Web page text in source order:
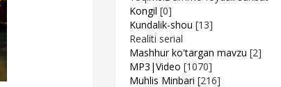
Kongil [0]
Kundalik-shou [13]
Realiti serial
Mashhur ko'targan mavzu [2]
MP3|Video [1070]
Muhlis Minbari [216]